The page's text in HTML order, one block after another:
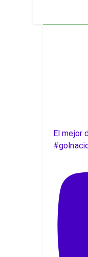
El mejor